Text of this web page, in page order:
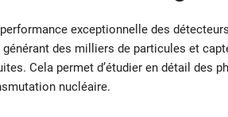
exceptionnelle des
des milliers de particules et
Cela permet d’étudier en détail des
nucléaire.